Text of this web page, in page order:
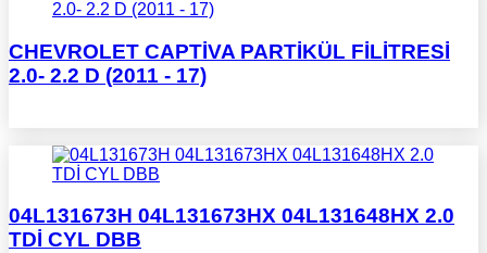
CHEVROLET CAPTİVA PARTİKÜL FİLİTRESİ
2.0- 2.2 D (2011 - 17)
04L131673H 04L131673HX 04L131648HX 2.0
TDİ CYL DBB